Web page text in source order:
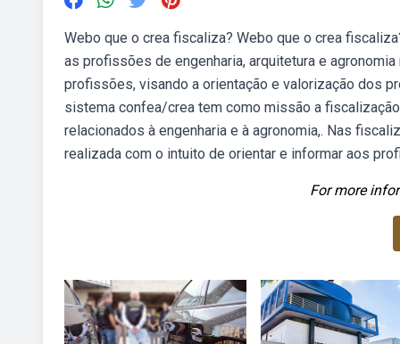
Webo que o crea fiscaliza? Webo que o crea
as profissões de engenharia, arquitetura e
profissões, visando a orientação e valorização dos
sistema confea/crea tem como missão a
relacionados à engenharia e à agronomia,. Nas
realizada com o intuito de orientar e informar aos
For more